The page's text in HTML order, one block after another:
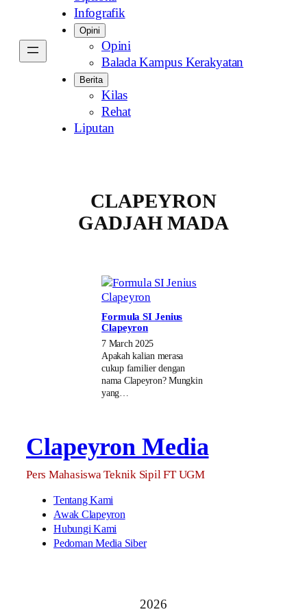
Infografik
Opini
Opini
Balada Kampus Kerakyatan
Berita
Kilas
Rehat
Liputan
CLAPEYRON
GADJAH MADA
Formula SI Jenius
Clapeyron
7 March 2025
Apakah kalian merasa
cukup familier dengan
nama Clapeyron? Mungkin
yang…
Clapeyron Media
Pers Mahasiswa Teknik Sipil FT UGM
Tentang Kami
Awak Clapeyron
Hubungi Kami
Pedoman Media Siber
2026